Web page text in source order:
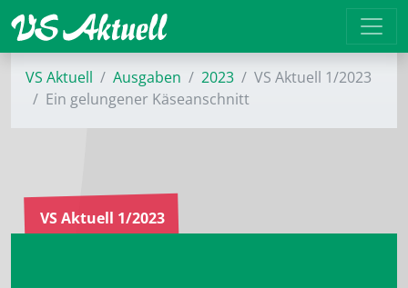
VS Aktuell Ausgaben 2023
VS Aktuell 1/2023
Ein gelungener Käseanschnitt
VS Aktuell 1/2023